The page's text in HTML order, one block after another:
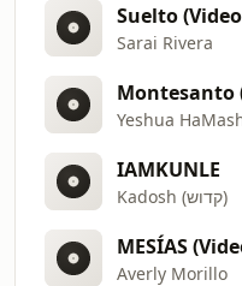
Suelto
Sarai Rivera
Montesanto
Yeshua
IAMKUNLE
Kadosh (קדוש)
MESÍAS
Averly Morillo